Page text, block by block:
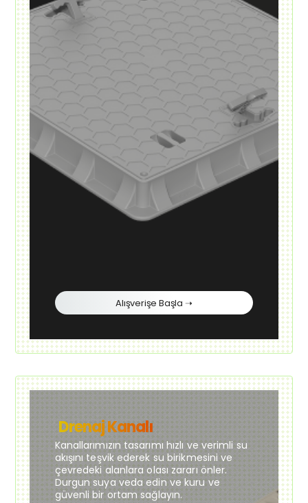
Alışverişe Başla ➝
Drenaj Kanalı
Kanallarımızın tasarımı hızlı ve verimli su
akışını teşvik ederek su birikmesini ve
çevredeki alanlara olası zararı önler.
Durgun suya veda edin ve kuru ve
güvenli bir ortam sağlayın.